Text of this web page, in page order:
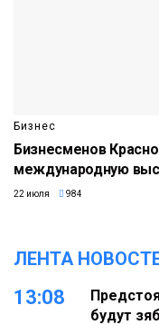
Бизнес
Бизнесменов
международную
22 июля 984
ЛЕНТА
13:08
будут